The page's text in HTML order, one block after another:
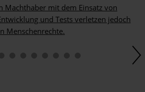
Machthaber mit dem Einsatz von
und Tests verletzen jedoch
Menschenrechte.